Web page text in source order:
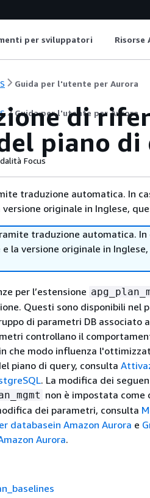
per sviluppatori Risorse
Guida per l'utente per Aurora
Guida per l'utente per Aurora
di
piano di
Focus
traduzione automatica. In
originale in Inglese,
traduzione automatica.
la versione originale in
per l’estensione
Questi sono disponibili nel
di parametri DB associato
controllano il
che modo influenza
piano di query, consulta
. La modifica dei
non è impostata
dei parametri, consulta
databasein Amazon Aurora e
Aurora.